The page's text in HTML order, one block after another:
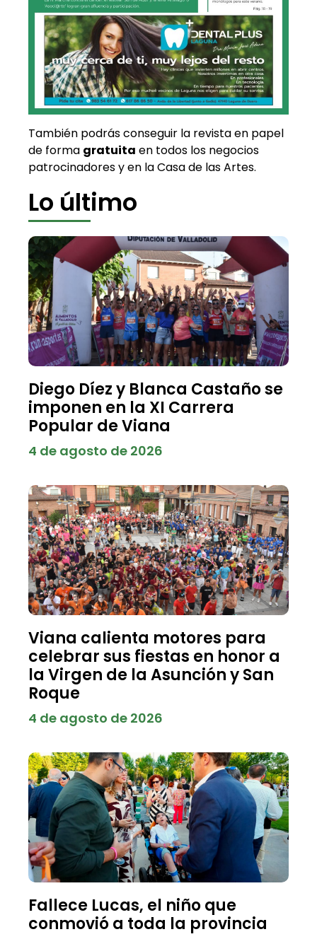
También podrás conseguir la revista en papel
de forma gratuita en todos los negocios
patrocinadores y en la Casa de las Artes.
Lo último
Diego Díez y Blanca Castaño se
imponen en la XI Carrera
Popular de Viana
4 de agosto de 2026
Viana calienta motores para
celebrar sus fiestas en honor a
la Virgen de la Asunción y San
Roque
4 de agosto de 2026
Fallece Lucas, el niño que
conmovió a toda la provincia